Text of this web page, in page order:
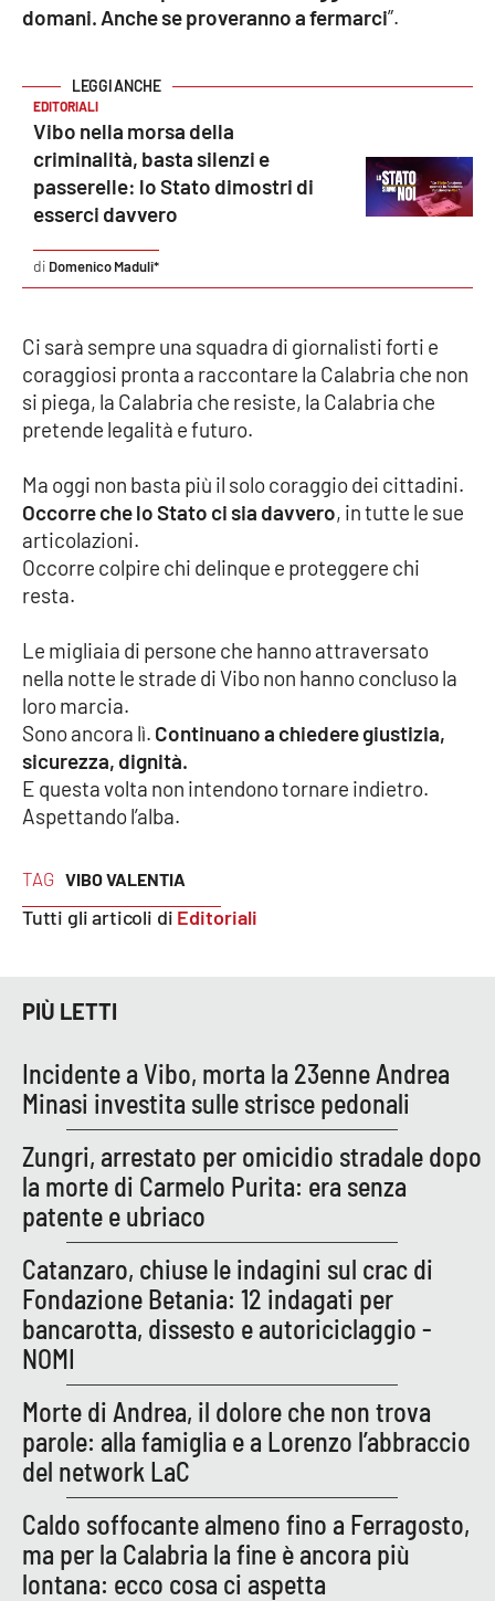
SPECIALI
LA
CALABRIAVISIONE
Destinazioni
Eventi
Storie
Lacplay.it
Lacitymag.it
Lacapitalenews.it
Ilreggino.it
Android
TAG VIBO VALENTIA
Tutti gli articoli di Editoriali
domani. Anche se proveranno a fermarci”.
EDITORIALI
Vibo nella morsa della
criminalità, basta silenzi e
passerelle: lo Stato dimostri di
esserci davvero
Domenico Maduli*
Ci sarà sempre una squadra di giornalisti forti e
coraggiosi pronta a raccontare la Calabria che non
si piega, la Calabria che resiste, la Calabria che
pretende legalità e futuro.
Ma oggi non basta più il solo coraggio dei cittadini.
Occorre che lo Stato ci sia davvero, in tutte le sue
articolazioni.
Occorre colpire chi delinque e proteggere chi
resta.
Le migliaia di persone che hanno attraversato
nella notte le strade di Vibo non hanno concluso la
loro marcia.
Sono ancora lì. Continuano a chiedere giustizia,
sicurezza, dignità.
E questa volta non intendono tornare indietro.
Aspettando l’alba.
PIÙ LETTI
Incidente a Vibo, morta la 23enne Andrea
Minasi investita sulle strisce pedonali
Zungri, arrestato per omicidio stradale dopo
la morte di Carmelo Purita: era senza
patente e ubriaco
Catanzaro, chiuse le indagini sul crac di
Fondazione Betania: 12 indagati per
bancarotta, dissesto e autoriciclaggio -
NOMI
Morte di Andrea, il dolore che non trova
parole: alla famiglia e a Lorenzo l’abbraccio
del network LaC
Caldo soffocante almeno fino a Ferragosto,
ma per la Calabria la fine è ancora più
lontana: ecco cosa ci aspetta